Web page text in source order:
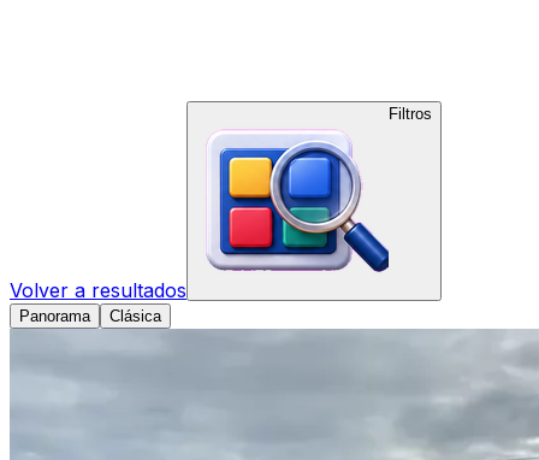
Volver a resultados
Filtros
Panorama Clásica